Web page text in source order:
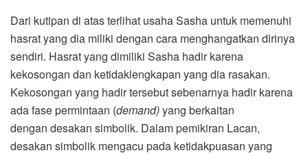
Dari kutipan di atas terlihat usaha Sasha untuk memenuhi
hasrat yang dia miliki dengan cara menghangatkan dirinya
sendiri. Hasrat yang dimiliki Sasha hadir karena
kekosongan dan ketidaklengkapan yang dia rasakan.
Kekosongan yang hadir tersebut sebenarnya hadir karena
ada fase permintaan (demand)yang berkaitan
dengan desakan simbolik. Dalam pemikiran Lacan,
desakan simbolik mengacu pada ketidakpuasan yang